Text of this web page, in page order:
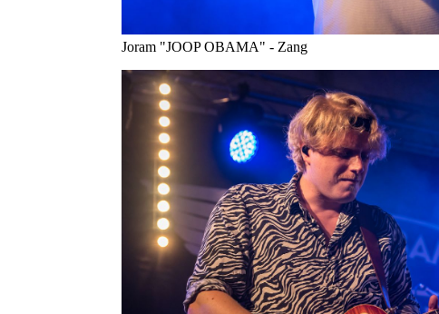
Joram "JOOP OBAMA" - Zang